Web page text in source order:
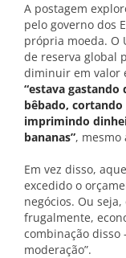
A postagem
pelo governo dos
própria moeda. O
de reserva global
diminuir em valor
“estava
bêbado,
imprimindo
bananas”, mesmo
Em vez disso,
excedido o
negócios. Ou
frugalmente,
combinação
moderação”.